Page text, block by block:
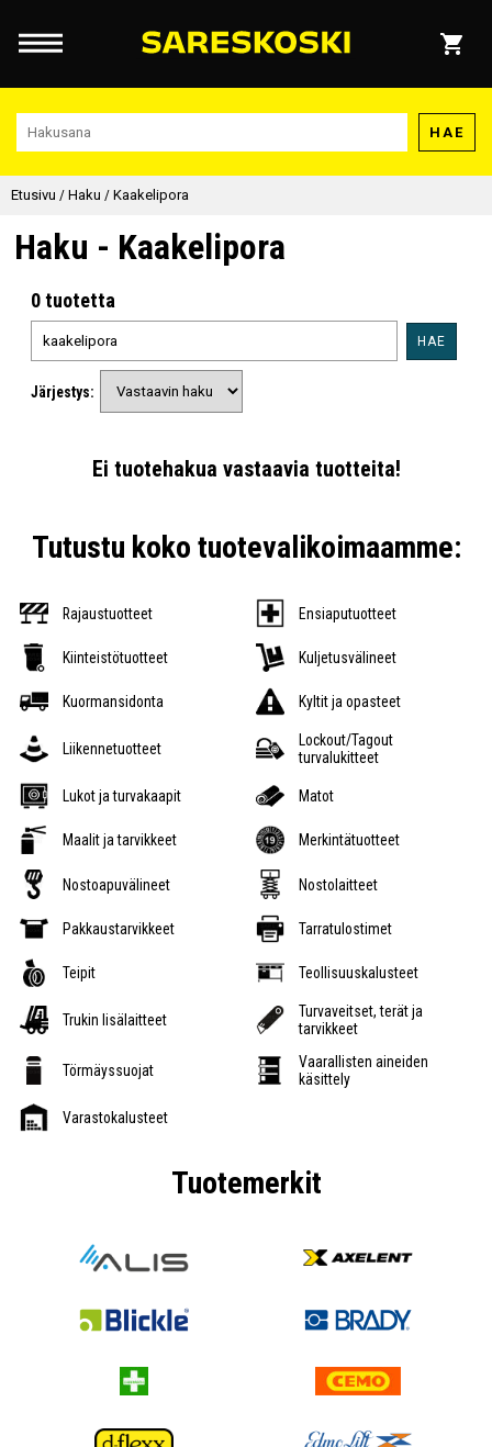
HAE
Etusivu / Haku / Kaakelipora
Haku - Kaakelipora
0 tuotetta
HAE
Järjestys:
Ei tuotehakua vastaavia tuotteita!
Tutustu koko tuotevalikoimaamme:
Rajaustuotteet Ensiaputuotteet
Kiinteistötuotteet Kuljetusvälineet
Kuormansidonta Kyltit ja opasteet
Liikennetuotteet
Lockout/Tagout
turvalukitteet
Lukot ja turvakaapit Matot
Maalit ja tarvikkeet Merkintätuotteet
Nostoapuvälineet Nostolaitteet
Pakkaustarvikkeet Tarratulostimet
Teipit Teollisuuskalusteet
Trukin lisälaitteet
Turvaveitset, terät ja
tarvikkeet
Törmäyssuojat
Vaarallisten aineiden
käsittely
Varastokalusteet
Tuotemerkit